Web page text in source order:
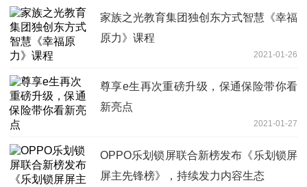
家族之光教育集团独创东方式智慧《幸福
原力》课程
2021-01-26
尊享e生再次重磅升级，保通保险带你看
新亮点
2021-01-27
OPPO乐划锁屏联合新榜发布《乐划锁屏
屏主先锋榜》，持续发力内容生态